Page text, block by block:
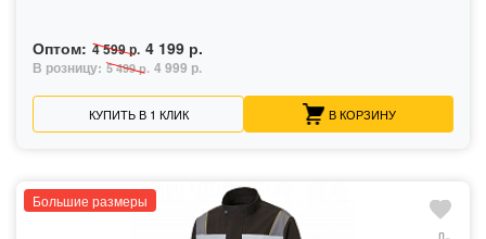
Оптом: 4 599 р. 4 199 р.
В розницу: 5 499 р. 4 999 р.
КУПИТЬ В 1 КЛИК В КОРЗИНУ
Большие размеры